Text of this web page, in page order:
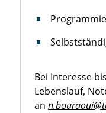
Bei Interesse
Lebenslauf,
an